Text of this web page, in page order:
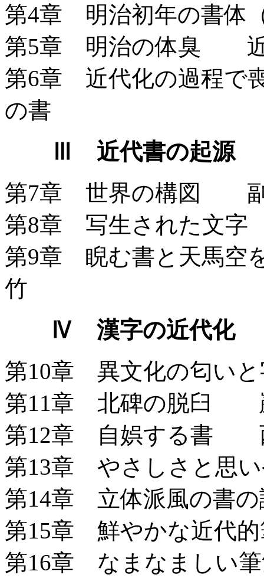
第4章 明治初年の書
第5章 明治の体臭 近
第6章 近代化の過程
の書
Ⅲ 近代書の起源
第7章 世界の構図 副
第8章 写生された文
第9章 睨む書と天馬
竹
Ⅳ 漢字の近代化
第10章 異文化の匂い
第11章 北碑の脱臼
第12章 自娯する書
第13章 やさしさと思
第14章 立体派風の書
第15章 鮮やかな近代
第16章 なまなましい